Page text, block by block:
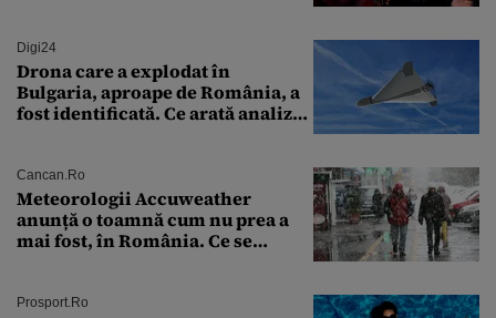
Digi24
Drona care a explodat în
Bulgaria, aproape de România, a
fost identificată. Ce arată analiza
Cancan.ro
Meteorologii Accuweather
anunță o toamnă cum nu prea a
mai fost, în România. Ce se
București. Pe ce dată ninge
Prosport.ro